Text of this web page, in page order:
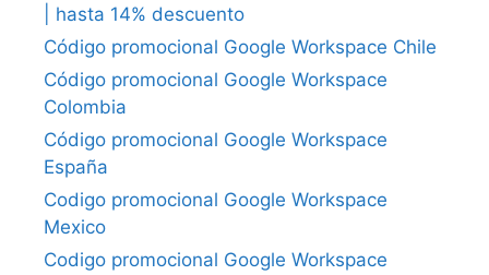
| hasta 14% descuento
Código promocional Google Workspace Chile
Código promocional Google Workspace
Colombia
Código promocional Google Workspace
España
Codigo promocional Google Workspace
Mexico
Codigo promocional Google Workspace